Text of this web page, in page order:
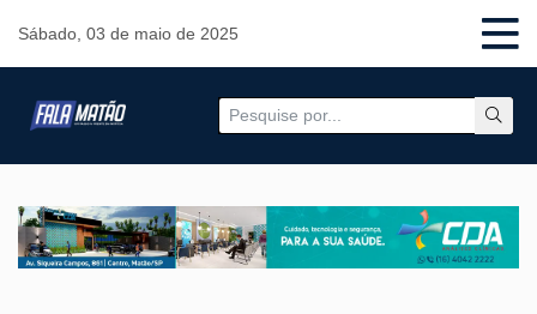
Sábado, 03 de maio de 2025